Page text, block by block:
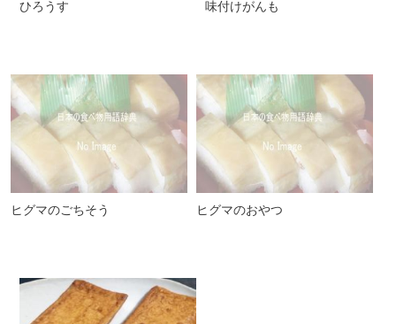
ひろうす 味付けがんも
ヒグマのごちそう ヒグマのおやつ